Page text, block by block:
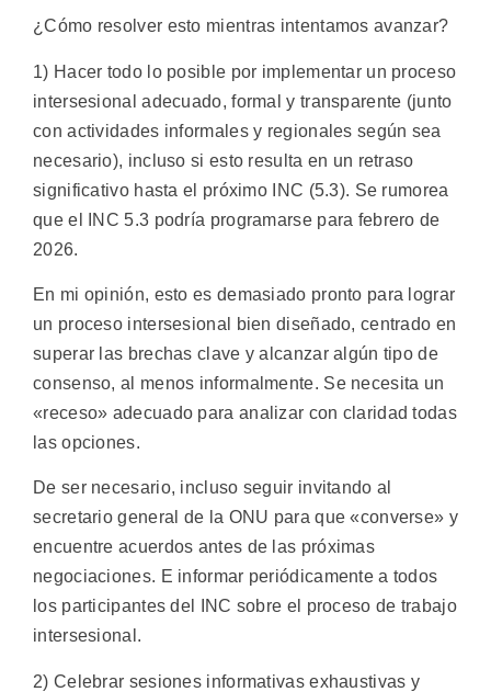
¿Cómo resolver esto mientras intentamos avanzar?
1) Hacer todo lo posible por implementar un proceso
intersesional adecuado, formal y transparente (junto
con actividades informales y regionales según sea
necesario), incluso si esto resulta en un retraso
significativo hasta el próximo INC (5.3). Se rumorea
que el INC 5.3 podría programarse para febrero de
2026.
En mi opinión, esto es demasiado pronto para lograr
un proceso intersesional bien diseñado, centrado en
superar las brechas clave y alcanzar algún tipo de
consenso, al menos informalmente. Se necesita un
«receso» adecuado para analizar con claridad todas
las opciones.
De ser necesario, incluso seguir invitando al
secretario general de la ONU para que «converse» y
encuentre acuerdos antes de las próximas
negociaciones. E informar periódicamente a todos
los participantes del INC sobre el proceso de trabajo
intersesional.
2) Celebrar sesiones informativas exhaustivas y